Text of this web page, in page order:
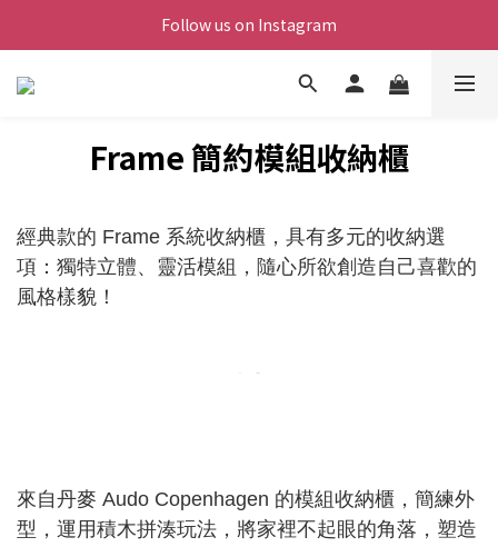
Follow us on Instagram
Frame 簡約模組收納櫃
經典款的 Frame 系統收納櫃，具有多元的收納選
項：獨特立體、靈活模組，隨心所欲創造自己喜歡的
風格樣貌！
來自丹麥 Audo Copenhagen 的模組收納櫃，簡練外
型，運用積木拼湊玩法，將家裡不起眼的角落，塑造